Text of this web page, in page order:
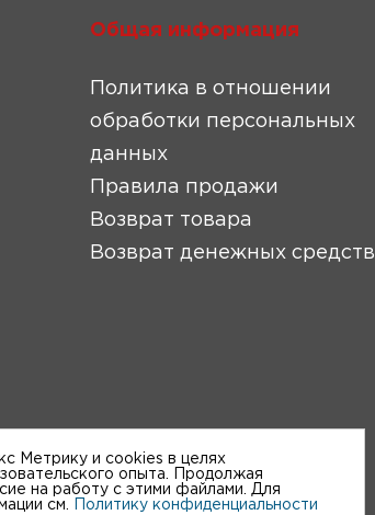
Общая информация
Политика в отношении
обработки персональных
данных
Правила продажи
Возврат товара
Возврат денежных средств
Метрику и cookies в целях
опыта. Продолжая
на работу с этими файлами. Для
см.
Политику конфиденциальности